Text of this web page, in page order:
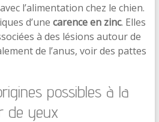
l’alimentation chez le chien.
d’une carence en zinc. Elles
à des lésions autour de
de l’anus, voir des pattes
possibles à la
de yeux